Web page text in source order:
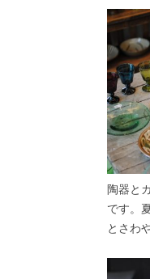
陶器と
です。
とさわ